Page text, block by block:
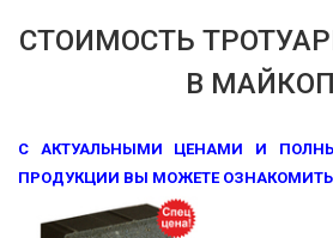
СТОИМОСТЬ
В
С АКТУАЛЬНЫМИ ЦЕНАМИ И
ПРОДУКЦИИ ВЫ МОЖЕТЕ